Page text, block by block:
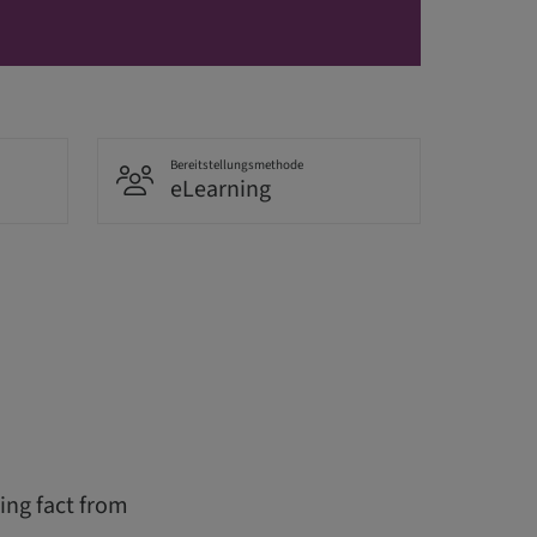
Bereitstellungsmethode
eLearning
fact from